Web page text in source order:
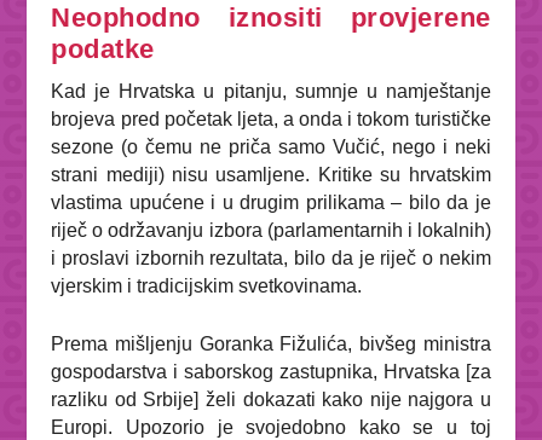
Neophodno iznositi provjerene
podatke
Kad je Hrvatska u pitanju, sumnje u namještanje
brojeva pred početak ljeta, a onda i tokom turističke
sezone (o čemu ne priča samo Vučić, nego i neki
strani mediji) nisu usamljene. Kritike su hrvatskim
vlastima upućene i u drugim prilikama – bilo da je
riječ o održavanju izbora (parlamentarnih i lokalnih)
i proslavi izbornih rezultata, bilo da je riječ o nekim
vjerskim i tradicijskim svetkovinama.
Prema mišljenju Goranka Fižulića, bivšeg ministra
gospodarstva i saborskog zastupnika, Hrvatska [za
razliku od Srbije] želi dokazati kako nije najgora u
Europi. Upozorio je svojedobno kako se u toj